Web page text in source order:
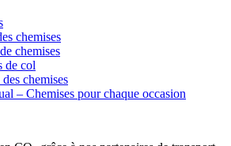
chemises
chemises
de col
chemises
– Chemises pour chaque occasion